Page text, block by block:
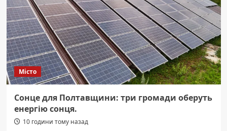
Місто
Сонце для Полтавщини: три громади оберуть
енергію сонця.
10 години тому назад